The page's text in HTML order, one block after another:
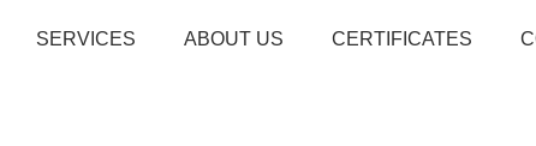
SERVICES ABOUT US CERTIFICATES